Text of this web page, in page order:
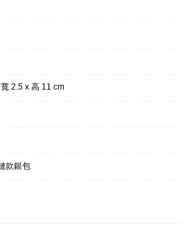
2.5 x 高 11 cm
款銀包